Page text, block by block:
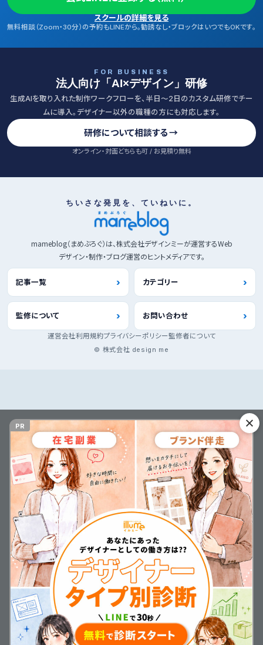
スクールの詳細を見る
無料相談（Zoom・30分）の予約もLINEから。勧誘なし・ブロックはいつでもOKです。
FOR BUSINESS
法人向け「AI×デザイン」研修
生成AIを取り入れた制作ワークフローを、半日〜2日のカスタム研修でチー
ムに導入。デザイナー以外の職種の方にも対応します。
研修について相談する→
オンライン・対面どちらも可 / お見積り無料
ちいさな発見を、ていねいに。
mameblog（まめぶろぐ）は、株式会社デザインミーが運営するWeb
デザイン・制作・ブログ運営のヒントメディアです。
記事一覧 カテゴリー
監修について お問い合わせ
運営会社利用規約プライバシーポリシー監修者について
© 株式会社 design me
PR